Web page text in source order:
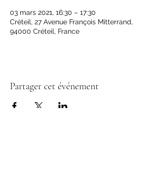
03 mars 2021, 16:30 – 17:30
Créteil, 27 Avenue François Mitterrand,
94000 Créteil, France
Partager cet événement